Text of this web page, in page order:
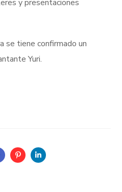
y presentaciones
se tiene confirmado un
Yuri.